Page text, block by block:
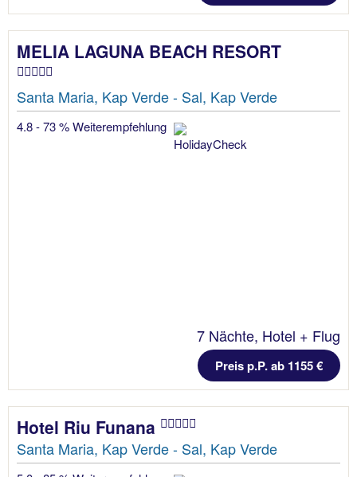
MELIA LAGUNA BEACH RESORT
Santa Maria, Kap Verde - Sal, Kap Verde
4.8 - 73 % Weiterempfehlung
7 Nächte, Hotel + Flug
Preis p.P. ab 1155 €
Hotel Riu Funana
Santa Maria, Kap Verde - Sal, Kap Verde